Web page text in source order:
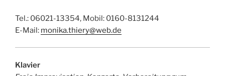
Tel.: 06021-13354, Mobil: 0160-8131244
E-Mail: monika.thiery@web.de
Klavier